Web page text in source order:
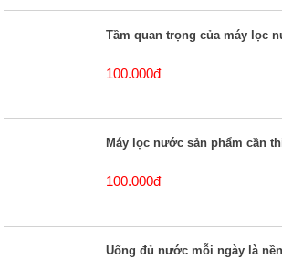
Tầm quan trọng của máy lọc
100.000đ
Máy lọc nước sản phẩm cần
100.000đ
Uống đủ nước mỗi ngày là